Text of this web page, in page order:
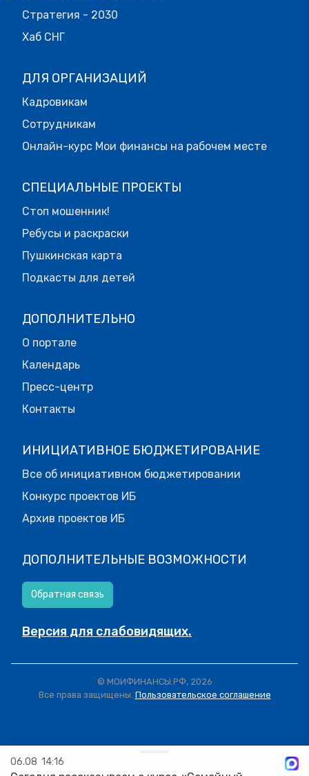
Стратегия - 2030
Хаб СНГ
ДЛЯ ОРГАНИЗАЦИЙ
Кадровикам
Сотрудникам
Онлайн-курс Мои финансы на рабочем месте
СПЕЦИАЛЬНЫЕ ПРОЕКТЫ
Стоп мошенник!
Ребусы и раскраски
Пушкинская карта
Подкасты для детей
ДОПОЛНИТЕЛЬНО
О портале
Календарь
Пресс-центр
Контакты
ИНИЦИАТИВНОЕ БЮДЖЕТИРОВАНИЕ
Все об инициативном бюджетировании
Конкурс проектов ИБ
Архив проектов ИБ
ДОПОЛНИТЕЛЬНЫЕ ВОЗМОЖНОСТИ
Обратная связь
Версия для слабовидящих.
© МОИФИНАНСЫ.РФ, 2026
Все права защищены. Пользовательское соглашение
06.08 14:16